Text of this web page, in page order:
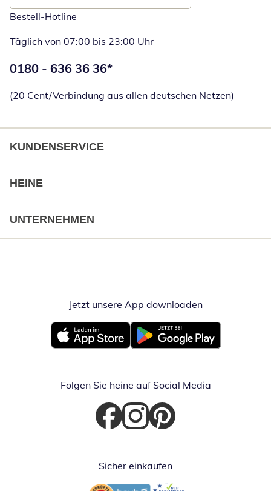
Bestell-Hotline
Täglich von 07:00 bis 23:00 Uhr
Telefonnummer:
0180 - 636 36 36*
(20 Cent/Verbindung aus allen deutschen Netzen)
KUNDENSERVICE
HEINE
UNTERNEHMEN
Jetzt unsere App downloadenÖffnet in
Öffnet in neuem FensterÖffnet in neuem Fenster
Folgen Sie heine auf Social Media
Öffnet in neuem Fenster
Öffnet in neuem Fenster
Öffnet in neuem Fenster
Sicher einkaufen